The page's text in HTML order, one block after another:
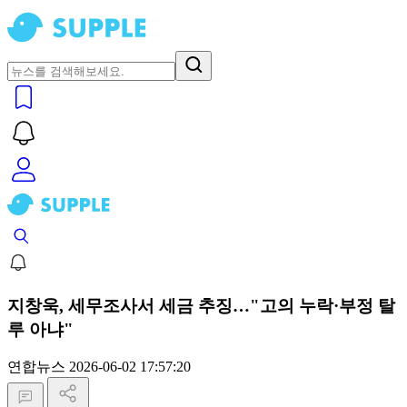
지창욱, 세무조사서 세금 추징…"고의 누락·부정 탈
루 아냐"
연합뉴스 2026-06-02 17:57:20